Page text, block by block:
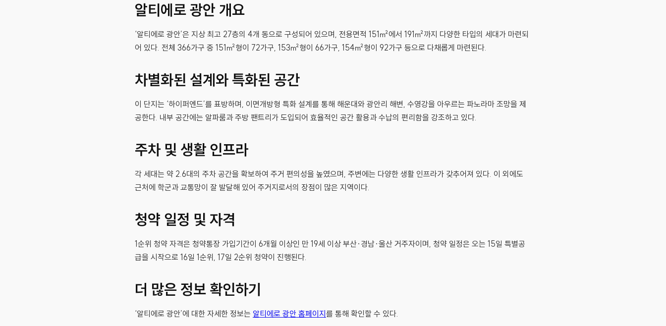
알티에로 광안 개요
‘알티에로 광안’은 지상 최고 27층의 4개 동으로 구성되어 있으며, 전용면적 151㎡에서 191㎡까지 다양한 타입의 세대가 마련되
어 있다. 전체 366가구 중 151㎡형이 72가구, 153㎡형이 66가구, 154㎡형이 92가구 등으로 다채롭게 마련된다.
차별화된 설계와 특화된 공간
이 단지는 ‘하이퍼엔드’를 표방하며, 이면개방형 특화 설계를 통해 해운대와 광안리 해변, 수영강을 아우르는 파노라마 조망을 제
공한다. 내부 공간에는 알파룸과 주방 팬트리가 도입되어 효율적인 공간 활용과 수납의 편리함을 강조하고 있다.
주차 및 생활 인프라
각 세대는 약 2.6대의 주차 공간을 확보하여 주거 편의성을 높였으며, 주변에는 다양한 생활 인프라가 갖추어져 있다. 이 외에도
근처에 학군과 교통망이 잘 발달해 있어 주거지로서의 장점이 많은 지역이다.
청약 일정 및 자격
1순위 청약 자격은 청약통장 가입기간이 6개월 이상인 만 19세 이상 부산·경남·울산 거주자이며, 청약 일정은 오는 15일 특별공
급을 시작으로 16일 1순위, 17일 2순위 청약이 진행된다.
더 많은 정보 확인하기
‘알티에로 광안’에 대한 자세한 정보는 알티에로 광안 홈페이지 를 통해 확인할 수 있다.